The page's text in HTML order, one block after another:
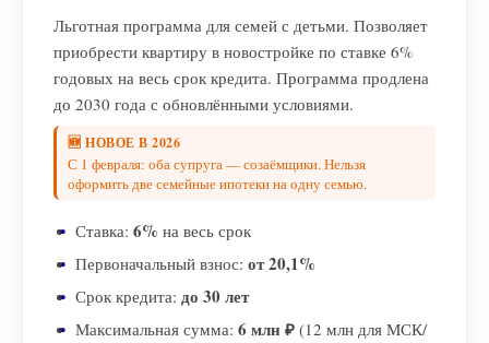
Льготная программа для семей с детьми. Позволяет
приобрести квартиру в новостройке по ставке 6%
годовых на весь срок кредита. Программа продлена
до 2030 года с обновлёнными условиями.
🆕 НОВОЕ В 2026
С 1 февраля: оба супруга — созаёмщики. Нельзя
оформить две семейные ипотеки на одну семью.
Ставка: 6% на весь срок
Первоначальный взнос: от 20,1%
Срок кредита: до 30 лет
Максимальная сумма: 6 млн ₽ (12 млн для МСК/